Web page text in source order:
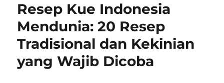
Warisan
Cita
Rasa
Nusantara
yang
Tak
Lekang
Resep Kue Indonesia
Mendunia: 20 Resep
Tradisional dan Kekinian
yang Wajib Dicoba